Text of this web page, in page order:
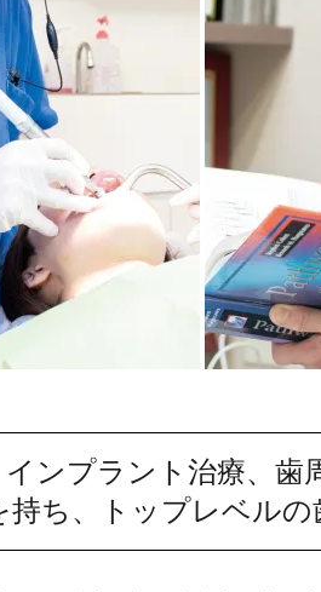
ンプラント治療、歯
持ち、トップレベルの